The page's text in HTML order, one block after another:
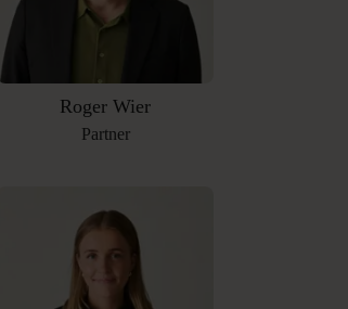
Roger Wier
Partner